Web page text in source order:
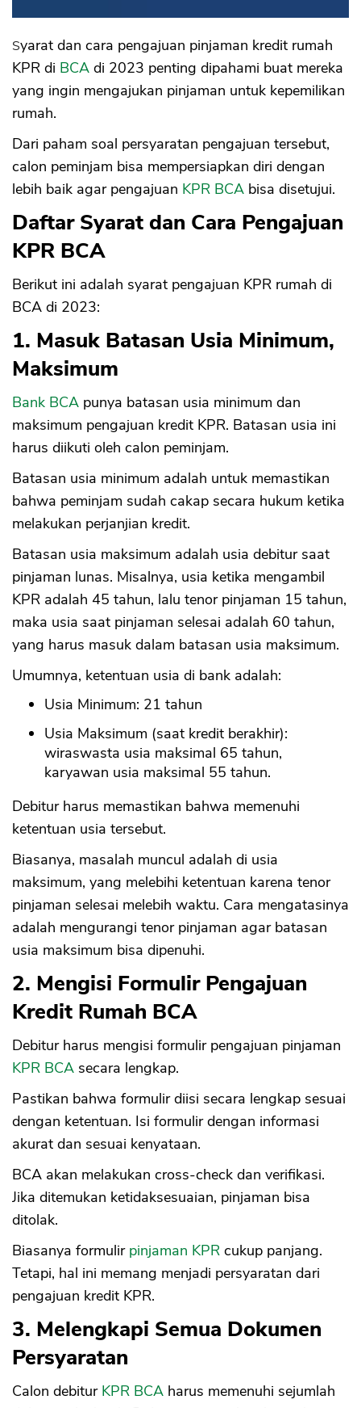
B. Survey Lapangan
Syarat dan cara pengajuan pinjaman kredit rumah
KPR di BCA di 2023 penting dipahami buat mereka
yang ingin mengajukan pinjaman untuk kepemilikan
rumah.
Dari paham soal persyaratan pengajuan tersebut,
calon peminjam bisa mempersiapkan diri dengan
lebih baik agar pengajuan KPR BCA bisa disetujui.
Daftar Syarat dan Cara Pengajuan
KPR BCA
Berikut ini adalah syarat pengajuan KPR rumah di
BCA di 2023:
1. Masuk Batasan Usia Minimum,
Maksimum
Bank BCA punya batasan usia minimum dan
maksimum pengajuan kredit KPR. Batasan usia ini
harus diikuti oleh calon peminjam.
Batasan usia minimum adalah untuk memastikan
bahwa peminjam sudah cakap secara hukum ketika
melakukan perjanjian kredit.
Batasan usia maksimum adalah usia debitur saat
pinjaman lunas. Misalnya, usia ketika mengambil
KPR adalah 45 tahun, lalu tenor pinjaman 15 tahun,
maka usia saat pinjaman selesai adalah 60 tahun,
yang harus masuk dalam batasan usia maksimum.
Umumnya, ketentuan usia di bank adalah:
Usia Minimum: 21 tahun
Usia Maksimum (saat kredit berakhir):
wiraswasta usia maksimal 65 tahun,
karyawan usia maksimal 55 tahun.
Debitur harus memastikan bahwa memenuhi
ketentuan usia tersebut.
Biasanya, masalah muncul adalah di usia
maksimum, yang melebihi ketentuan karena tenor
pinjaman selesai melebih waktu. Cara mengatasinya
adalah mengurangi tenor pinjaman agar batasan
usia maksimum bisa dipenuhi.
2. Mengisi Formulir Pengajuan
Kredit Rumah BCA
Debitur harus mengisi formulir pengajuan pinjaman
KPR BCA secara lengkap.
Pastikan bahwa formulir diisi secara lengkap sesuai
dengan ketentuan. Isi formulir dengan informasi
akurat dan sesuai kenyataan.
BCA akan melakukan cross-check dan verifikasi.
Jika ditemukan ketidaksesuaian, pinjaman bisa
ditolak.
Biasanya formulir pinjaman KPR cukup panjang.
Tetapi, hal ini memang menjadi persyaratan dari
pengajuan kredit KPR.
3. Melengkapi Semua Dokumen
Persyaratan
Calon debitur KPR BCA harus memenuhi sejumlah